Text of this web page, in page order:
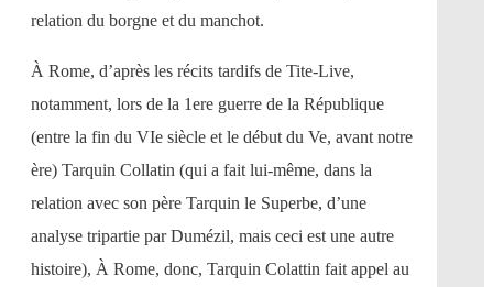
relation du borgne et du manchot.
À Rome, d’après les récits tardifs de Tite-Live,
notamment, lors de la 1ere guerre de la République
(entre la fin du VIe siècle et le début du Ve, avant notre
ère) Tarquin Collatin (qui a fait lui-même, dans la
relation avec son père Tarquin le Superbe, d’une
analyse tripartie par Dumézil, mais ceci est une autre
histoire), À Rome, donc, Tarquin Colattin fait appel au